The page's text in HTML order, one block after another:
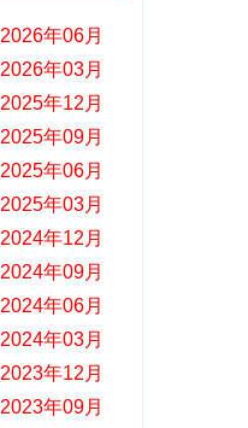
2026年06月
2026年03月
2025年12月
2025年09月
2025年06月
2025年03月
2024年12月
2024年09月
2024年06月
2024年03月
2023年12月
2023年09月